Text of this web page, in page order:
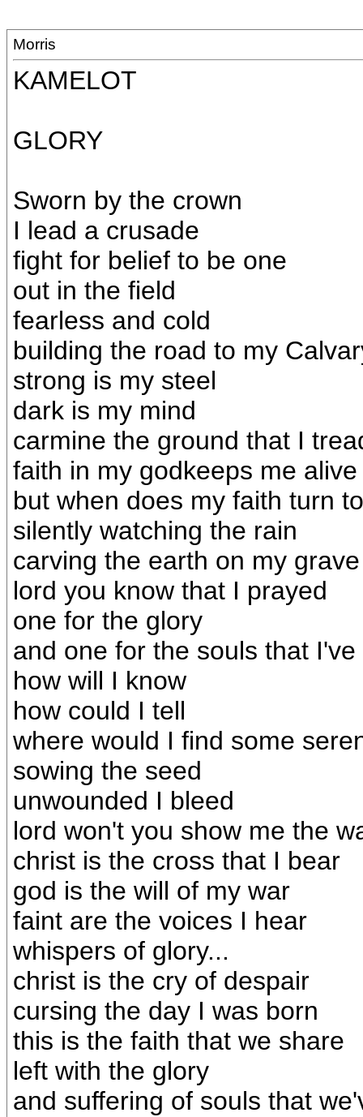
Morris
KAMELOT
GLORY
Sworn by the crown
I lead a crusade
fight for belief to be one
out in the field
fearless and cold
building the road to my
strong is my steel
dark is my mind
carmine the ground that I
faith in my godkeeps me alive
but when does my faith turn
silently watching the rain
carving the earth on my grave
lord you know that I prayed
one for the glory
and one for the souls that I've
how will I know
how could I tell
where would I find some
sowing the seed
unwounded I bleed
lord won't you show me the
christ is the cross that I bear
god is the will of my war
faint are the voices I hear
whispers of glory...
christ is the cry of despair
cursing the day I was born
this is the faith that we share
left with the glory
and suffering of souls that